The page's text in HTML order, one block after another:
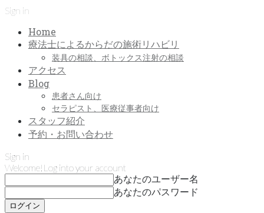
Sign in
Home
療法士によるからだの施術リハビリ
装具の相談、ボトックス注射の相談
アクセス
Blog
患者さん向け
セラピスト、医療従事者向け
スタッフ紹介
予約・お問い合わせ
Sign in
Welcome! Log into your account
あなたのユーザー名
あなたのパスワード